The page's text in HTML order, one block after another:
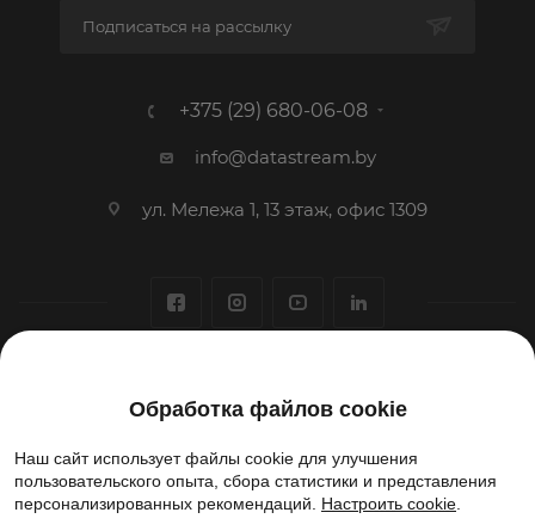
Подписаться на рассылку
+375 (29) 680-06-08
info@datastream.by
ул. Мележа 1, 13 этаж, офис 1309